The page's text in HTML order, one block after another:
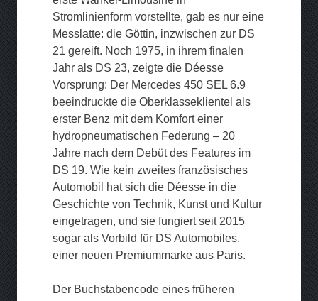
Stromlinienform vorstellte, gab es nur eine
Messlatte: die Göttin, inzwischen zur DS
21 gereift. Noch 1975, in ihrem finalen
Jahr als DS 23, zeigte die Déesse
Vorsprung: Der Mercedes 450 SEL 6.9
beeindruckte die Oberklasseklientel als
erster Benz mit dem Komfort einer
hydropneumatischen Federung – 20
Jahre nach dem Debüt des Features im
DS 19. Wie kein zweites französisches
Automobil hat sich die Déesse in die
Geschichte von Technik, Kunst und Kultur
eingetragen, und sie fungiert seit 2015
sogar als Vorbild für DS Automobiles,
einer neuen Premiummarke aus Paris.
Der Buchstabencode eines früheren